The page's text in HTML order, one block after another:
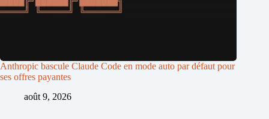
Anthropic bascule Claude Code en mode auto par défaut pour
ses offres payantes
août 9, 2026